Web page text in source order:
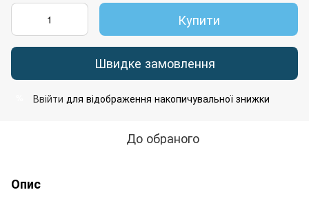
Купити
Швидке замовлення
Ввійти для відображення накопичувальної знижки
До обраного
Опис